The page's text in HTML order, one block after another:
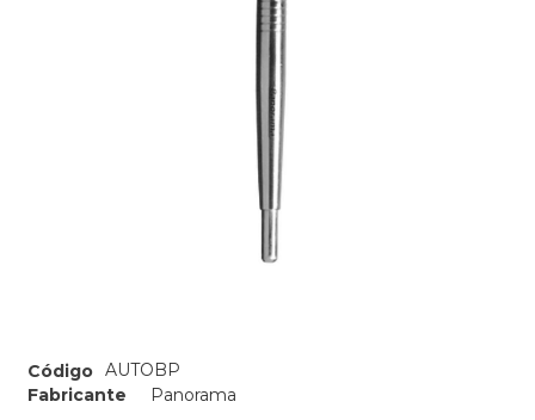
Código AUTOBP
Fabricante
Panorama